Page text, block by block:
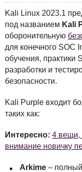
Kali Linux 2023.1
под названием Kali
оборонительную
для конечного SOC
обучения, практики
разработки и
безопасности.
Kali Purple входит
таких как:
Интересно: 4 вещи,
внимание новичку
Arkime – полный